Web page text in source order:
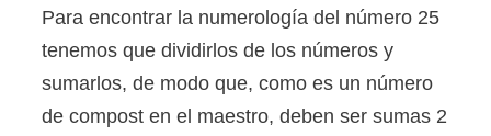
Para encontrar la numerología del número 25
tenemos que dividirlos de los números y
sumarlos, de modo que, como es un número
de compost en el maestro, deben ser sumas 2